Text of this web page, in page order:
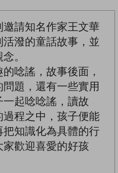
請知名作家王文華
潑的童話故事，並
。
唸謠，故事後面，
題，還有一些實用
起唸唸謠，讀故
程之中，孩子便能
知識化為具體的行
歡迎喜愛的好孩